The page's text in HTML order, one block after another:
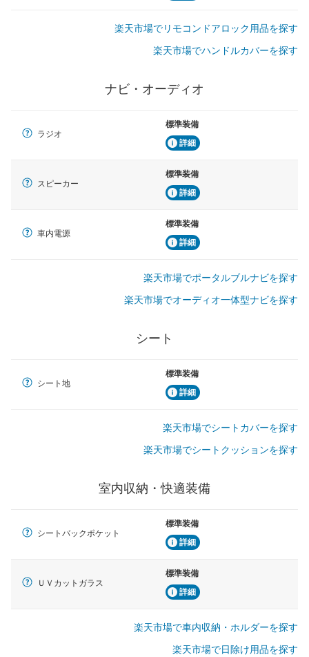
楽天市場でリモコンドアロック用品を探す
楽天市場でハンドルカバーを探す
ナビ・オーディオ
ラジオ
標準装備
詳細
スピーカー
標準装備
詳細
車内電源
標準装備
詳細
楽天市場でポータルブルナビを探す
楽天市場でオーディオ一体型ナビを探す
シート
シート地
標準装備
詳細
楽天市場でシートカバーを探す
楽天市場でシートクッションを探す
室内収納・快適装備
シートバックポケット
標準装備
詳細
ＵＶカットガラス
標準装備
詳細
楽天市場で車内収納・ホルダーを探す
楽天市場で日除け用品を探す